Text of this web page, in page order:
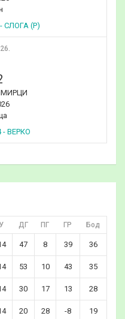
СЛОГА (Р)
- ВЕРКО
У ДГ ПГ ГР Бод
47 8 39 36
53 10 43 35
30 17 13 28
20 28 -8 19